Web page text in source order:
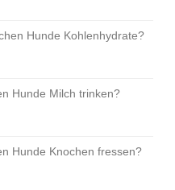
Hunde Kohlenhydrate?
Hunde Milch trinken?
Hunde Knochen fressen?